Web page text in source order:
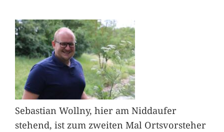
Sebastian Wollny, hier am Niddaufer
stehend, ist zum zweiten Mal Ortsvorsteher